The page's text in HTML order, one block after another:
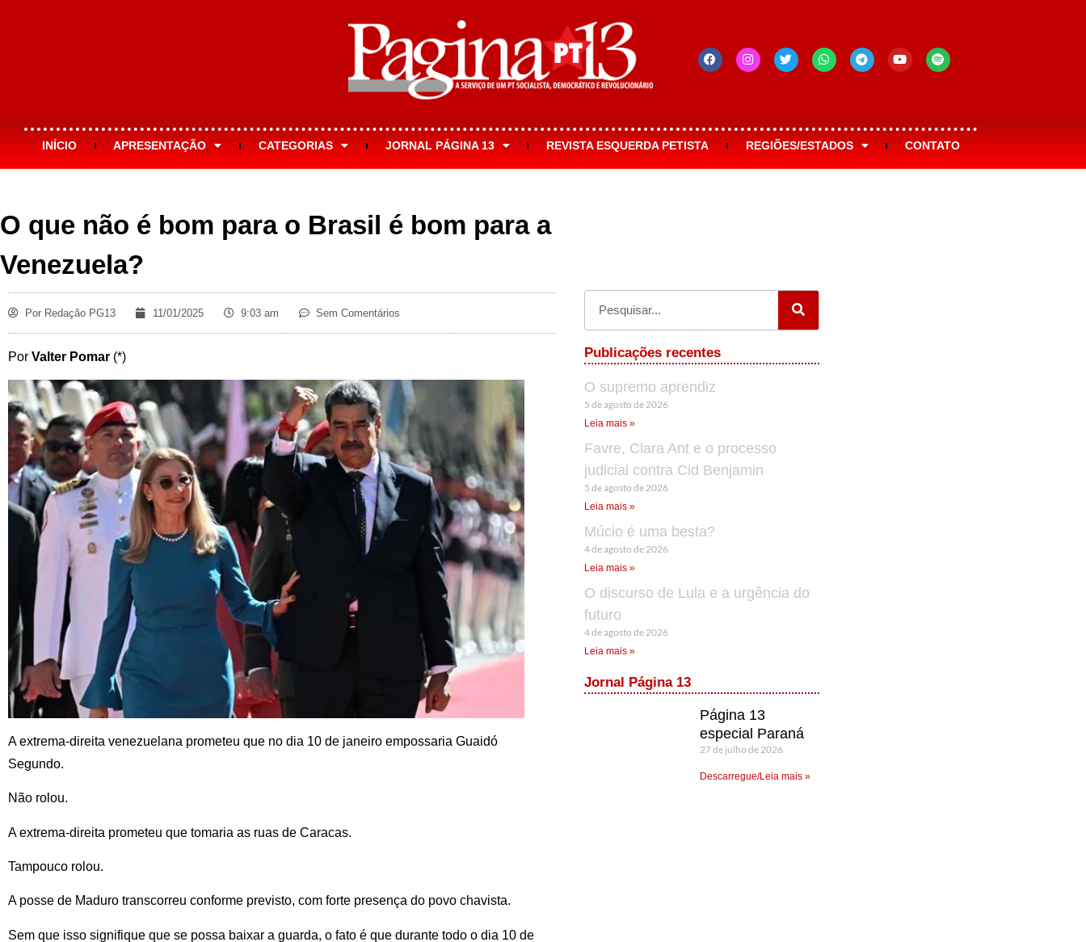
INÍCIO APRESENTAÇÃO CATEGORIAS JORNAL PÁGINA 13 REVISTA ESQUERDA PETISTA REGIÕES/ESTADOS CONTATO
O que não é bom para o Brasil é bom para a
Venezuela?
Por Redação PG13 11/01/2025 9:03 am Sem Comentários
Por Valter Pomar (*)
A extrema-direita venezuelana prometeu que no dia 10 de janeiro empossaria Guaidó
Segundo.
Não rolou.
A extrema-direita prometeu que tomaria as ruas de Caracas.
Tampouco rolou.
A posse de Maduro transcorreu conforme previsto, com forte presença do povo chavista.
Sem que isso signifique que se possa baixar a guarda, o fato é que durante todo o dia 10 de
Publicações recentes
O supremo aprendiz
5 de agosto de 2026
Leia mais »
Favre, Clara Ant e o processo
judicial contra Cid Benjamin
5 de agosto de 2026
Leia mais »
Múcio é uma besta?
4 de agosto de 2026
Leia mais »
O discurso de Lula e a urgência do
futuro
4 de agosto de 2026
Leia mais »
Jornal Página 13
Página 13
especial Paraná
27 de julho de 2026
Descarregue/Leia mais »